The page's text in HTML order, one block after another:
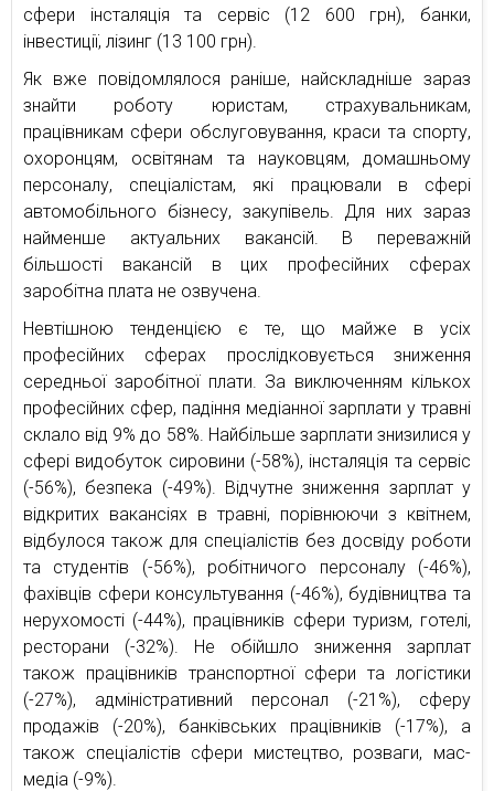
сфери інсталяція та сервіс (12 600 грн), банки,
інвестиції, лізинг (13 100 грн).
Як вже повідомлялося раніше, найскладніше зараз
знайти роботу юристам, страхувальникам,
працівникам сфери обслуговування, краси та спорту,
охоронцям, освітянам та науковцям, домашньому
персоналу, спеціалістам, які працювали в сфері
автомобільного бізнесу, закупівель. Для них зараз
найменше актуальних вакансій. В переважній
більшості вакансій в цих професійних сферах
заробітна плата не озвучена.
Невтішною тенденцією є те, що майже в усіх
професійних сферах прослідковується зниження
середньої заробітної плати. За виключенням кількох
професійних сфер, падіння медіанної зарплати у травні
склало від 9% до 58%. Найбільше зарплати знизилися у
сфері видобуток сировини (-58%), інсталяція та сервіс
(-56%), безпека (-49%). Відчутне зниження зарплат у
відкритих вакансіях в травні, порівнюючи з квітнем,
відбулося також для спеціалістів без досвіду роботи
та студентів (-56%), робітничого персоналу (-46%),
фахівців сфери консультування (-46%), будівництва та
нерухомості (-44%), працівників сфери туризм, готелі,
ресторани (-32%). Не обійшло зниження зарплат
також працівників транспортної сфери та логістики
(-27%), адміністративний персонал (-21%), сферу
продажів (-20%), банківських працівників (-17%), а
також спеціалістів сфери мистецтво, розваги, мас-
медіа (-9%).